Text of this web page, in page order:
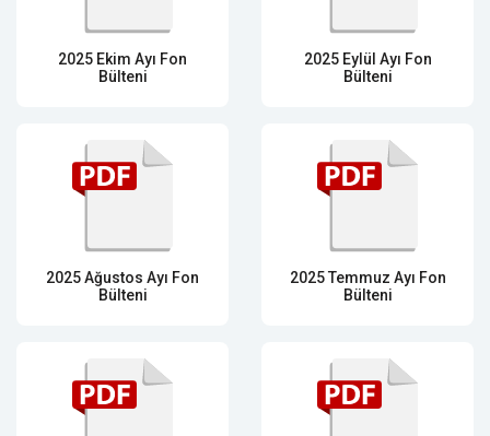
2025 Ekim Ayı Fon
Bülteni
2025 Eylül Ayı Fon
Bülteni
2025 Ağustos Ayı Fon
Bülteni
2025 Temmuz Ayı Fon
Bülteni